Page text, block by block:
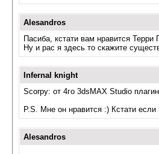
Alesandros
Пасиба, кстати вам нравится Терри
Ну и рас я здесь то скажите
Infernal knight
Scorpy: от 4го 3dsMAX Studio
P.S. Мне он нравится :) Кстати
Alesandros